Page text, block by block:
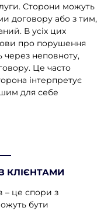
Сторони можуть
договору або з тим,
В усіх цих
про порушення
через неповноту,
Це часто
інтерпретує
для себе
КЛІЄНТАМИ
– це спори з
бути